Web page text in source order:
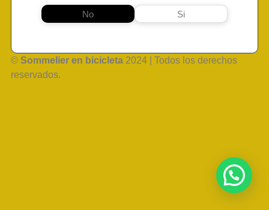
No Si
© Sommelier en bicicleta 2024 | Todos los derechos
reservados.